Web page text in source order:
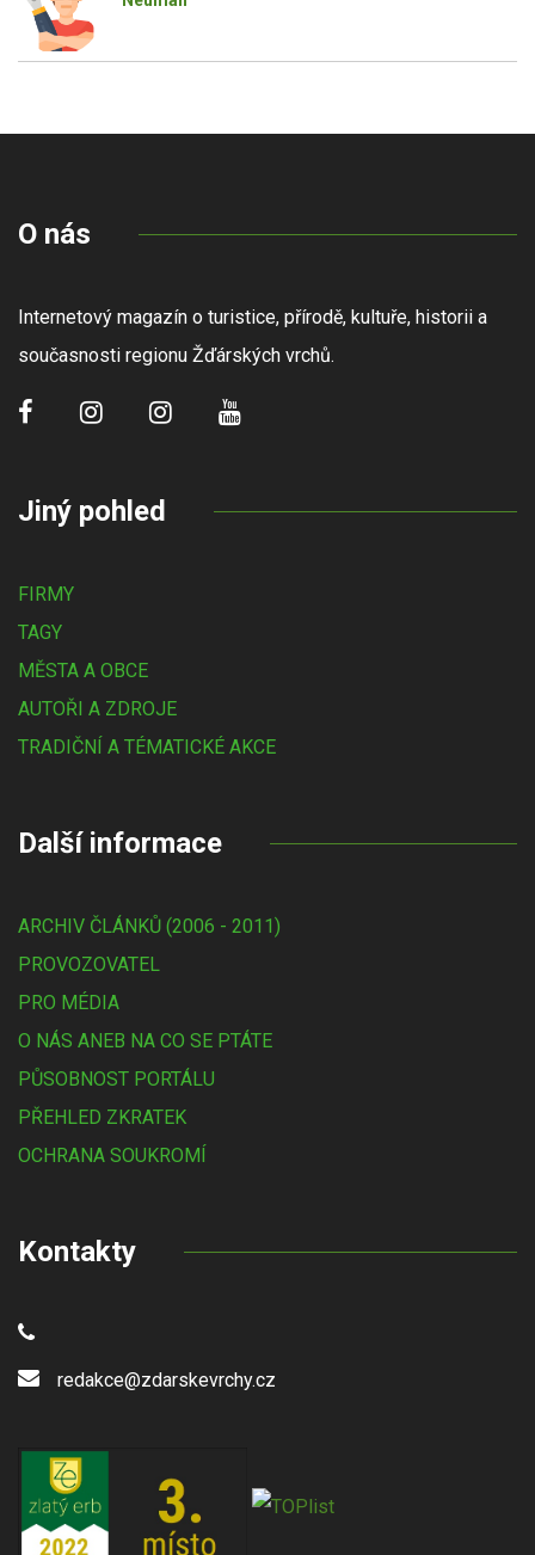
O nás
Internetový magazín o turistice, přírodě, kultuře, historii a
současnosti regionu Žďárských vrchů.
Jiný pohled
FIRMY
TAGY
MĚSTA A OBCE
AUTOŘI A ZDROJE
TRADIČNÍ A TÉMATICKÉ AKCE
Další informace
ARCHIV ČLÁNKŮ (2006 - 2011)
PROVOZOVATEL
PRO MÉDIA
O NÁS ANEB NA CO SE PTÁTE
PŮSOBNOST PORTÁLU
PŘEHLED ZKRATEK
OCHRANA SOUKROMÍ
Kontakty
redakce@zdarskevrchy.cz